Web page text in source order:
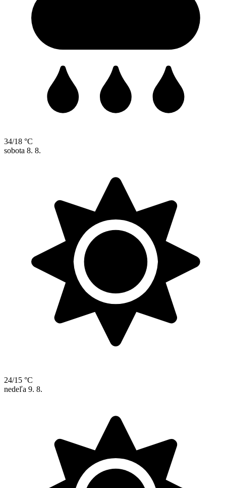
34/18 °C
sobota 8. 8.
24/15 °C
nedeľa 9. 8.